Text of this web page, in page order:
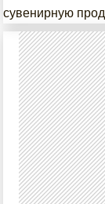
сувенирную